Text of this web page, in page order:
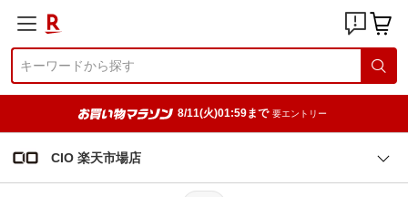
8/11(火)01:59まで 要エントリー
CIO 楽天市場店